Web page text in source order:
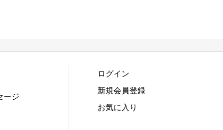
ージ
ログイン
新規会員登録
お気に入り